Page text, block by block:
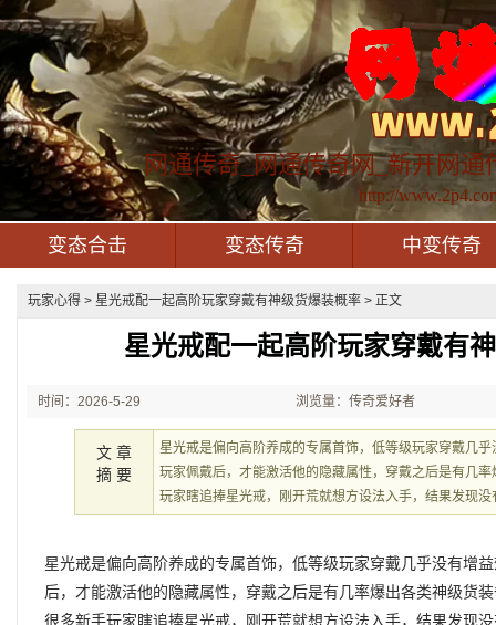
网通传奇_网通传奇网_新开网通
http://
变态合击 变态传奇 中变传奇
玩家心得 > 星光戒配一起高阶玩家穿戴有神级货爆装概率 > 正文
星光戒配一起高阶玩家穿戴有
时间：2026-5-29
21:50:10
浏览量：传奇爱好者
文 章
摘 要
星光戒是偏向高阶养成的专属首饰，低等级玩家穿戴几
玩家佩戴后，才能激活他的隐藏属性，穿戴之后是有几
玩家瞎追捧星光戒，刚开荒就想方设法入手，结果发现没
星光戒是偏向高阶养成的专属首饰，低等级玩家穿戴几乎没有增
后，才能激活他的隐藏属性，穿戴之后是有几率爆出各类神级货
很多新手玩家瞎追捧星光戒，刚开荒就想方设法入手，结果发现